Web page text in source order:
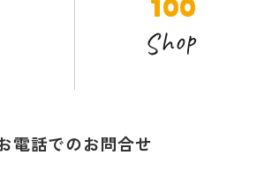
100
Shop
電話でのお問合せ